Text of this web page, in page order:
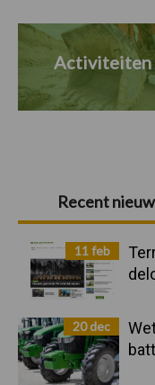
Primaire
Sidebar
Recent
11 feb
20 dec
Activiteiten